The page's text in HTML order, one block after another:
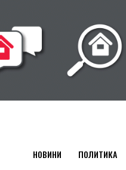
НОВИНИ ПОЛИТИКА